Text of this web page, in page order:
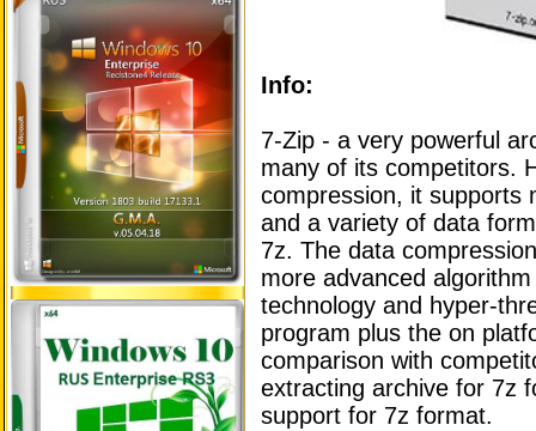
Info:
7-Zip - a very powerful
many of its competitors.
compression, it supports
and a variety of data
7z. The data
more advanced
technology and hyper-
program plus the on
comparison with
extracting archive for 7z
support for 7z format.